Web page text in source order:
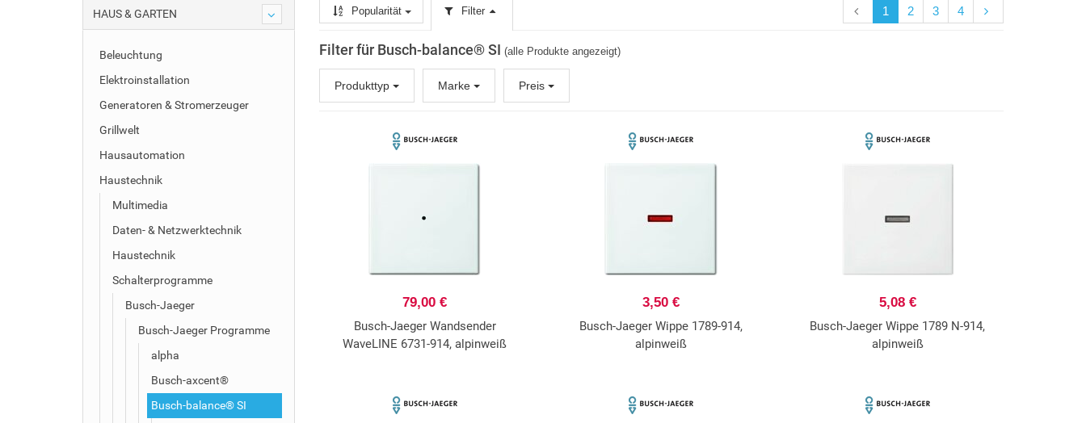
HAUS & GARTEN
Beleuchtung
Elektroinstallation
Generatoren & Stromerzeuger
Grillwelt
Hausautomation
Haustechnik
Multimedia
Daten- & Netzwerktechnik
Haustechnik
Schalterprogramme
Busch-Jaeger
Busch-Jaeger Programme
alpha
Busch-axcent®
Busch-balance® SI
1 2 3 4
Popularität Filter
Filter für Busch-balance® SI (alle Produkte angezeigt)
Produkttyp Marke Preis
79,00 €
Busch-Jaeger Wandsender
WaveLINE 6731-914, alpinweiß
3,50 €
Busch-Jaeger Wippe 1789-914,
alpinweiß
5,08 €
Busch-Jaeger Wippe 1789 N-914,
alpinweiß